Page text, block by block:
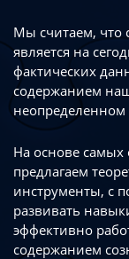
Мы считаем, что
является на
фактических
содержанием
неопределенном
На основе
предлагаем
инструменты, с
развивать
эффективно
содержанием